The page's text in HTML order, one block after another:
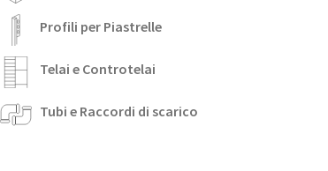
Profili per Piastrelle
Telai e Controtelai
Tubi e Raccordi di scarico